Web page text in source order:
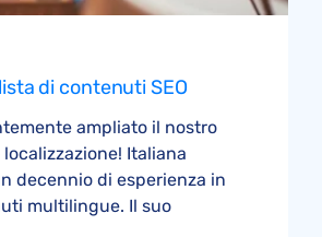
di contenuti SEO
ampliato il nostro
Italiana
decennio di esperienza in
multilingue. Il suo